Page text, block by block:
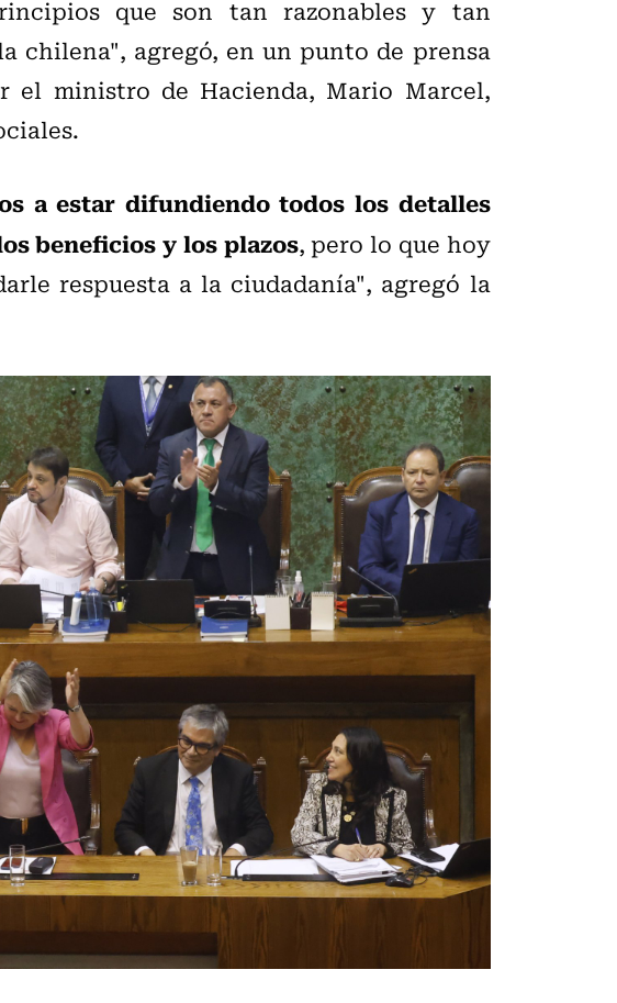
que son tan razonables y tan
chilena", agregó, en un punto de prensa
el ministro de Hacienda, Mario Marcel,
a estar difundiendo todos los detalles
beneficios y los plazos, pero lo que hoy
respuesta a la ciudadanía", agregó la